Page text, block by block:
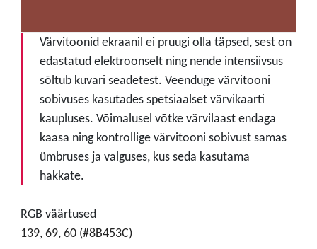
Värvitoonid ekraanil ei pruugi olla täpsed, sest on
edastatud elektroonselt ning nende intensiivsus
sõltub kuvari seadetest. Veenduge värvitooni
sobivuses kasutades spetsiaalset värvikaarti
kaupluses. Võimalusel võtke värvilaast endaga
kaasa ning kontrollige värvitooni sobivust samas
ümbruses ja valguses, kus seda kasutama
hakkate.
RGB väärtused
139, 69, 60 (#8B453C)